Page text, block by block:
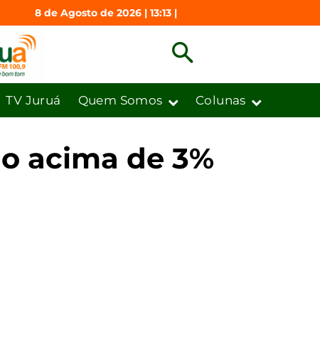
8 de Agosto de 2026 | 13:13 |
TV Juruá Quem Somos Colunas
acima de 3%